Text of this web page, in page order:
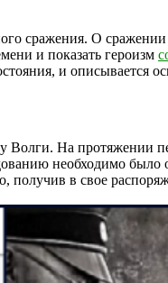
сражения. О
и показать героизм
и описывается
Волги. На протяжении
необходимо было
в свое